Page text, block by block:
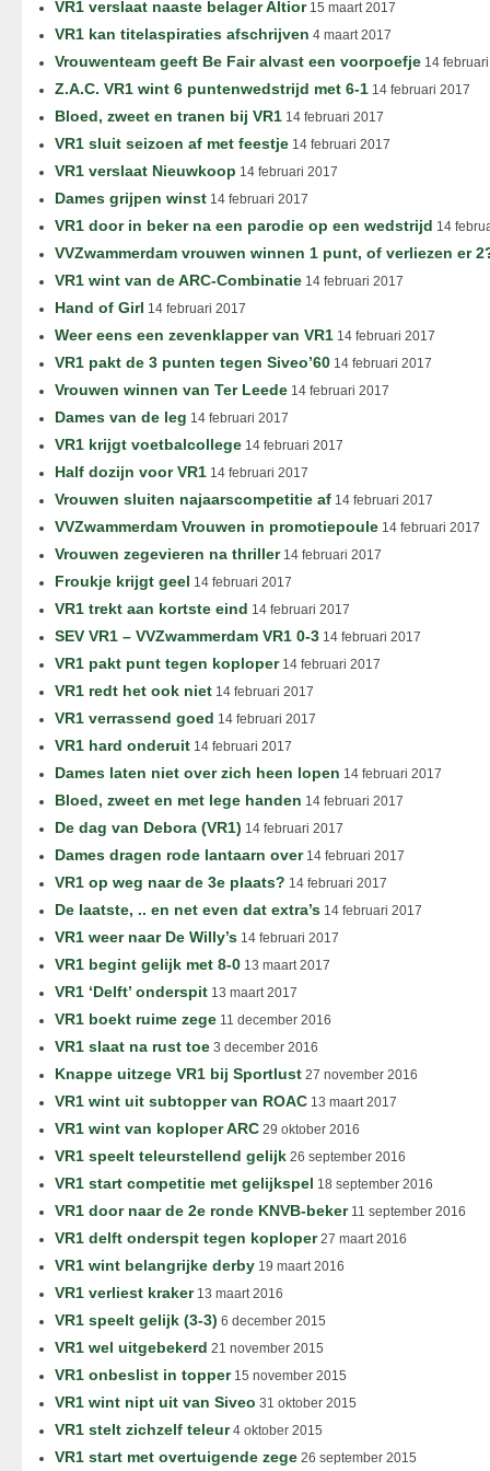
VR1 verslaat naaste belager Altior15 maart 2017
VR1 kan titelaspiraties afschrijven 4 maart 2017
Vrouwenteam geeft Be Fair alvast een voorpoefje 14
Z.A.C. VR1 wint 6 puntenwedstrijd met 6-1 14 februari 2017
Bloed, zweet en tranen bij VR1 14 februari 2017
VR1 sluit seizoen af met feestje 14 februari 2017
VR1 verslaat Nieuwkoop 14 februari 2017
Dames grijpen winst 14 februari 2017
VR1 door in beker na een parodie op een wedstrijd 14
VVZwammerdam vrouwen winnen 1 punt, of verliezen er
VR1 wint van de ARC-Combinatie 14 februari 2017
Hand of Girl 14 februari 2017
Weer eens een zevenklapper van VR1 14 februari 2017
VR1 pakt de 3 punten tegen Siveo’60 14 februari 2017
Vrouwen winnen van Ter Leede 14 februari 2017
Dames van de leg 14 februari 2017
VR1 krijgt voetbalcollege 14 februari 2017
Half dozijn voor VR1 14 februari 2017
Vrouwen sluiten najaarscompetitie af 14 februari 2017
VVZwammerdam Vrouwen in promotiepoule 14 februari 2017
Vrouwen zegevieren na thriller14 februari 2017
Froukje krijgt geel 14 februari 2017
VR1 trekt aan kortste eind 14 februari 2017
SEV VR1 – VVZwammerdam VR1 0-3 14 februari 2017
VR1 pakt punt tegen koploper14 februari 2017
VR1 redt het ook niet 14 februari 2017
VR1 verrassend goed 14 februari 2017
VR1 hard onderuit 14 februari 2017
Dames laten niet over zich heen lopen 14 februari 2017
Bloed, zweet en met lege handen 14 februari 2017
De dag van Debora (VR1) 14 februari 2017
Dames dragen rode lantaarn over14 februari 2017
VR1 op weg naar de 3e plaats? 14 februari 2017
De laatste, .. en net even dat extra’s 14 februari 2017
VR1 weer naar De Willy’s 14 februari 2017
VR1 begint gelijk met 8-0 13 maart 2017
VR1 ‘Delft’ onderspit 13 maart 2017
VR1 boekt ruime zege 11 december 2016
VR1 slaat na rust toe 3 december 2016
Knappe uitzege VR1 bij Sportlust 27 november 2016
VR1 wint uit subtopper van ROAC 13 maart 2017
VR1 wint van koploper ARC 29 oktober 2016
VR1 speelt teleurstellend gelijk 26 september 2016
VR1 start competitie met gelijkspel 18 september 2016
VR1 door naar de 2e ronde KNVB-beker11 september 2016
VR1 delft onderspit tegen koploper27 maart 2016
VR1 wint belangrijke derby 19 maart 2016
VR1 verliest kraker13 maart 2016
VR1 speelt gelijk (3-3) 6 december 2015
VR1 wel uitgebekerd 21 november 2015
VR1 onbeslist in topper15 november 2015
VR1 wint nipt uit van Siveo 31 oktober 2015
VR1 stelt zichzelf teleur4 oktober 2015
VR1 start met overtuigende zege 26 september 2015